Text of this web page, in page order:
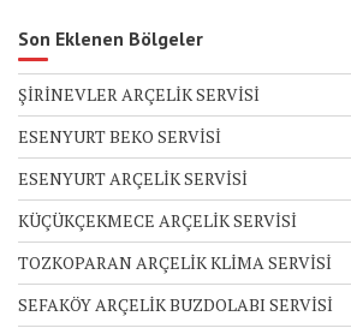
Son Eklenen Bölgeler
ŞİRİNEVLER ARÇELİK SERVİSİ
ESENYURT BEKO SERVİSİ
ESENYURT ARÇELİK SERVİSİ
KÜÇÜKÇEKMECE ARÇELİK SERVİSİ
TOZKOPARAN ARÇELİK KLİMA SERVİSİ
SEFAKÖY ARÇELİK BUZDOLABI SERVİSİ